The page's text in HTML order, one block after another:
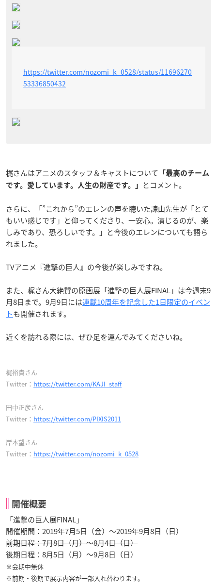
https://twitter.com/nozomi_k_0528/status/11696270
53336850432
梶さんはアニメのスタッフ＆キャストについて 「最高のチーム
です。愛しています。人生の財産です。
」 とコメント。
さらに、「”これから”のエレンの声を聴いた諫山先生が「とて
もいい感じです」と仰ってくださり、一安心。演じるのが、楽
しみであり、恐ろしいです。」と今後のエレンについても語ら
れました。
TVアニメ『進撃の巨人』の今後が楽しみですね。
また、梶さん大絶賛の原画展「進撃の巨人展FINAL」は今週末9
月8日まで。9月9日には連載10周年を記念した1日限定のイベン
トも開催されます。
近くを訪れる際には、ぜひ足を運んでみてくださいね。
梶裕貴さん
Twitter： https://twitter.com/KAJI_staff
田中正彦さん
Twitter： https://twitter.com/PIXIS2011
岸本望さん
Twitter： https://twitter.com/nozomi_k_0528
開催概要
「進撃の巨人展FINAL」
開催期間：2019年7月5日（金）～2019年9月8日（日）
前期日程：7月8日（月）～8月4日（日）
後期日程：8月5日（月）～9月8日（日）
※会期中無休
※前期・後期で展示内容が一部入れ替わります。